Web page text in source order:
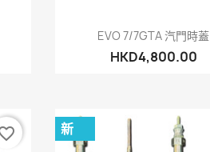
快速查看
EVO 7/7GTA 汽門時蓋
HKD4,800.00
新